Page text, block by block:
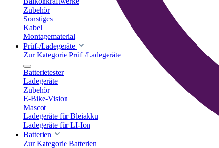
Zubehör
Sonstiges
Kabel
Montagematerial
Prüf-/Ladegeräte
Zur Kategorie Prüf-/Ladegeräte
Batterietester
Ladegeräte
Zubehör
E-Bike-Vision
Mascot
Ladegeräte für Bleiakku
Ladegeräte für LI-Ion
Batterien
Zur Kategorie Batterien